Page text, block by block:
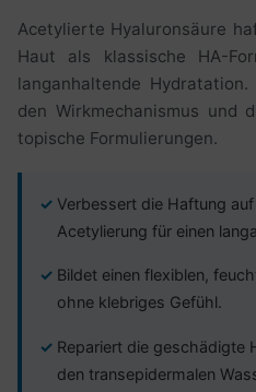
Acetylierte Hyaluronsäure
Haut als klassische HA-
langanhaltende
den Wirkmechanismus und
topische Formulierungen.
Verbessert die Haftung
Acetylierung für einen
Bildet einen flexiblen,
ohne klebriges Gefühl.
Repariert die geschädigte
den transepidermalen